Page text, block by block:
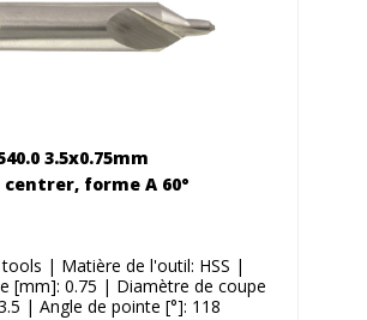
3.5x0.75mm
centrer, forme A 60°
tools | Matière de l'outil: HSS |
[mm]: 0.75 | Diamètre de coupe
| Angle de pointe [°]: 118